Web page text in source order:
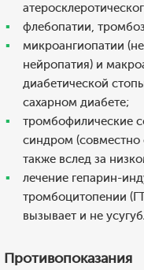
флебопатии,
микроангиопатии
нейропатия) и
диабетической
сахарном диабете;
тромбофилические
синдром (совместно
также вслед за
лечение гепарин-
тромбоцитопении
вызывает и не
Противопоказания